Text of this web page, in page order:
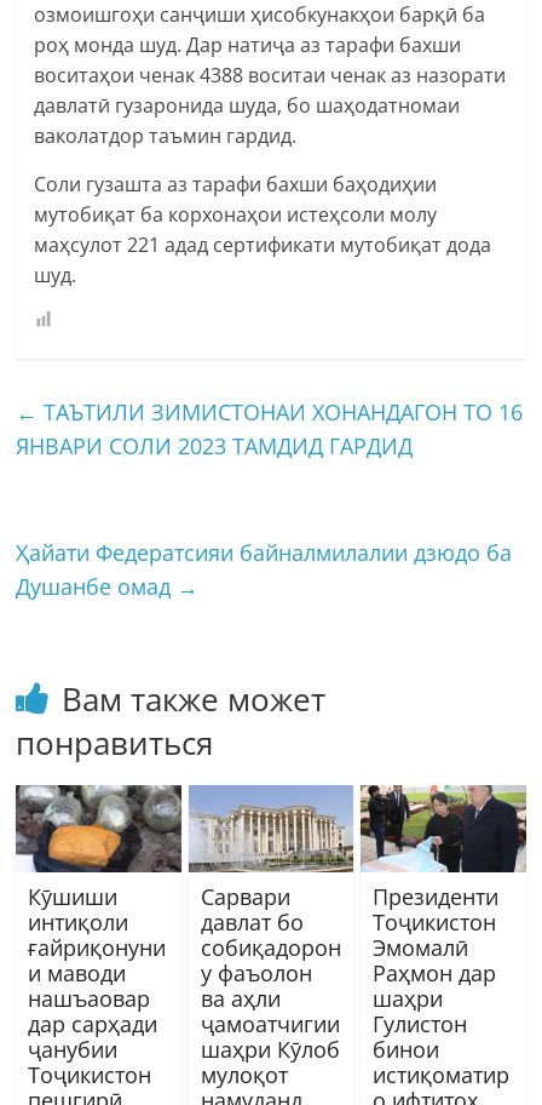
озмоишгоҳи санҷиши ҳисобкунакҳои барқӣ ба
роҳ монда шуд. Дар натиҷа аз тарафи бахши
воситаҳои ченак 4388 воситаи ченак аз назорати
давлатӣ гузаронида шуда, бо шаҳодатномаи
ваколатдор таъмин гардид.
Соли гузашта аз тарафи бахши баҳодиҳии
мутобиқат ба корхонаҳои истеҳсоли молу
маҳсулот 221 адад сертификати мутобиқат дода
шуд.
← ТАЪТИЛИ ЗИМИСТОНАИ ХОНАНДАГОН ТО 16
ЯНВАРИ СОЛИ 2023 ТАМДИД ГАРДИД
Ҳайати Федератсияи байналмилалии дзюдо ба
Душанбе омад →
Вам также может
понравиться
Кӯшиши
интиқоли
ғайриқонуни
и маводи
нашъаовар
дар сарҳади
ҷанубии
Тоҷикистон
Сарвари
давлат бо
собиқадорон
у фаъолон
ва аҳли
ҷамоатчигии
шаҳри Кӯлоб
мулоқот
Президенти
Тоҷикистон
Эмомалӣ
Раҳмон дар
шаҳри
Гулистон
бинои
истиқоматир